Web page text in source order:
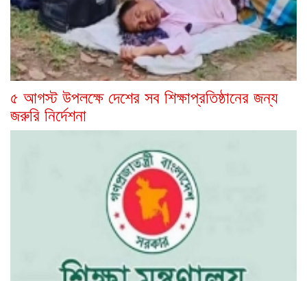
৫ আগস্ট উপলক্ষে দেশের সব শিক্ষাপ্রতিষ্ঠানের জন্য
জরুরি নির্দেশনা